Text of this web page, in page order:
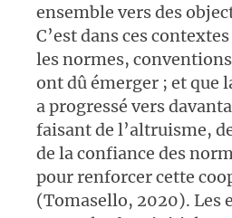
ensemble vers des
C’est dans ces
les normes,
ont dû émerger ; et que
a progressé vers
faisant de l’altruisme,
de la confiance des
pour renforcer cette
(Tomasello, 2020). Les